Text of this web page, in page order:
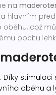
na
hlavním
oběhu, což
pocitu
: Díky
oběhu a